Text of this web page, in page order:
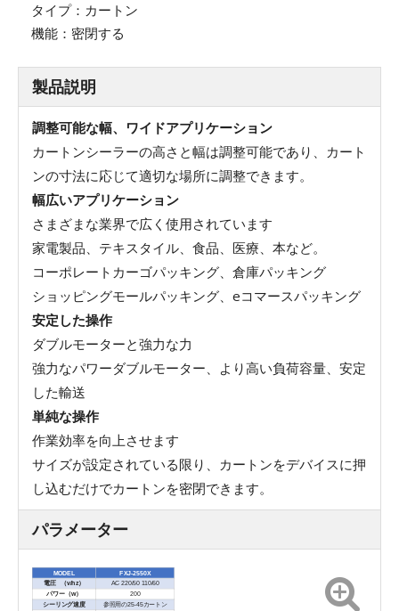
タイプ： カートン
機能： 密閉する
製品説明
調整可能な幅、ワイドアプリケーション
カートンシーラーの高さと幅は調整可能であり、カート
ンの寸法に応じて適切な場所に調整できます。
幅広いアプリケーション
さまざまな業界で広く使用されています
家電製品、テキスタイル、食品、医療、本など。
コーポレートカーゴパッキング、倉庫パッキング
ショッピングモールパッキング、eコマースパッキング
安定した操作
ダブルモーターと強力な力
強力なパワーダブルモーター、より高い負荷容量、安定
した輸送
単純な操作
作業効率を向上させます
サイズが設定されている限り、カートンをデバイスに押
し込むだけでカートンを密閉できます。
パラメーター
MODEL
FXJ-2550X
電圧 （v/hz）
AC 220/50 110/60
パワー（w） 200
シーリング速度
参照用の25-45カートン